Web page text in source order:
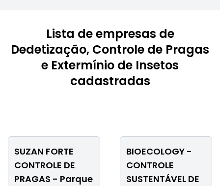
Lista de empresas de
Dedetização, Controle de Pragas
e Extermínio de Insetos
cadastradas
SUZAN FORTE
CONTROLE DE
PRAGAS - Parque
BIOECOLOGY -
CONTROLE
SUSTENTÁVEL DE